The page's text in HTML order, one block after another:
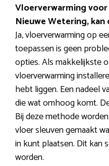
Vloerverwarming
Nieuwe Wetering,
Ja, vloerverwarming op
toepassen is geen
opties. Als makkelijkste
vloerverwarming
hebt liggen. Een nadeel
die wat omhoog komt.
Bij deze methode
vloer sleuven gemaakt
in kunt plaatsen. Dit kan
worden.